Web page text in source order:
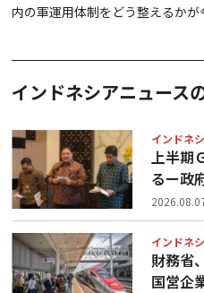
内の軍運用体制をどう整えるかが
インドネシアニュース
インドネ
上半期
るー政
インドネ
財務省
国営企